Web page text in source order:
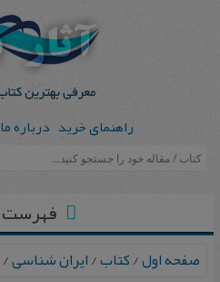
راهنمای خرید درباره ما
فهرست
صفحه اول/کتاب/ایران شناسی/